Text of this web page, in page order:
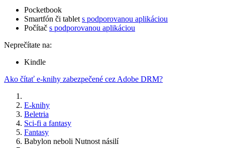
Pocketbook
Smartfón či tablet s podporovanou aplikáciou
Počítač s podporovanou aplikáciou
Neprečítate na:
Kindle
Ako čítať e-knihy zabezpečené cez Adobe DRM?
E-knihy
Beletria
Sci-fi a fantasy
Fantasy
Babylon neboli Nutnost násilí